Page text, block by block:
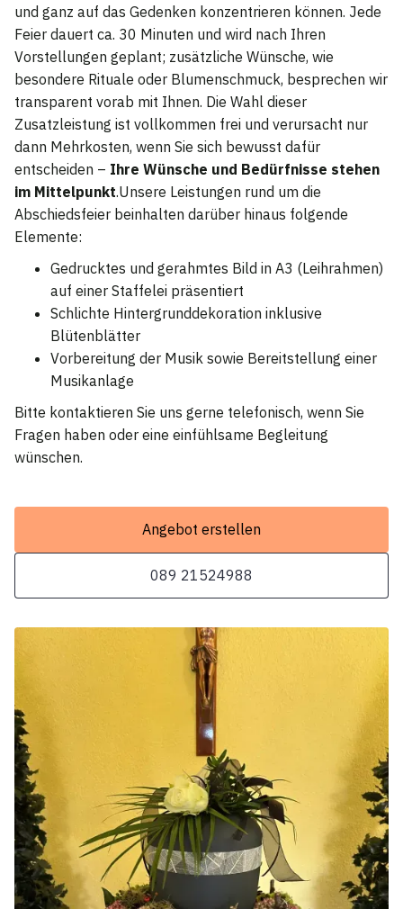
und ganz auf das Gedenken konzentrieren können. Jede
Feier dauert ca. 30 Minuten und wird nach Ihren
Vorstellungen geplant; zusätzliche Wünsche, wie
besondere Rituale oder Blumenschmuck, besprechen wir
transparent vorab mit Ihnen. Die Wahl dieser
Zusatzleistung ist vollkommen frei und verursacht nur
dann Mehrkosten, wenn Sie sich bewusst dafür
entscheiden – Ihre Wünsche und Bedürfnisse stehen
im Mittelpunkt.Unsere Leistungen rund um die
Abschiedsfeier beinhalten darüber hinaus folgende
Elemente:
Gedrucktes und gerahmtes Bild in A3 (Leihrahmen)
auf einer Staffelei präsentiert
Schlichte Hintergrunddekoration inklusive
Blütenblätter
Vorbereitung der Musik sowie Bereitstellung einer
Musikanlage
Bitte kontaktieren Sie uns gerne telefonisch, wenn Sie
Fragen haben oder eine einfühlsame Begleitung
wünschen.
Angebot erstellen
089 21524988